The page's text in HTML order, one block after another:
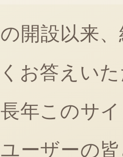
開設以来
お答えい
年このサ
ーザーの